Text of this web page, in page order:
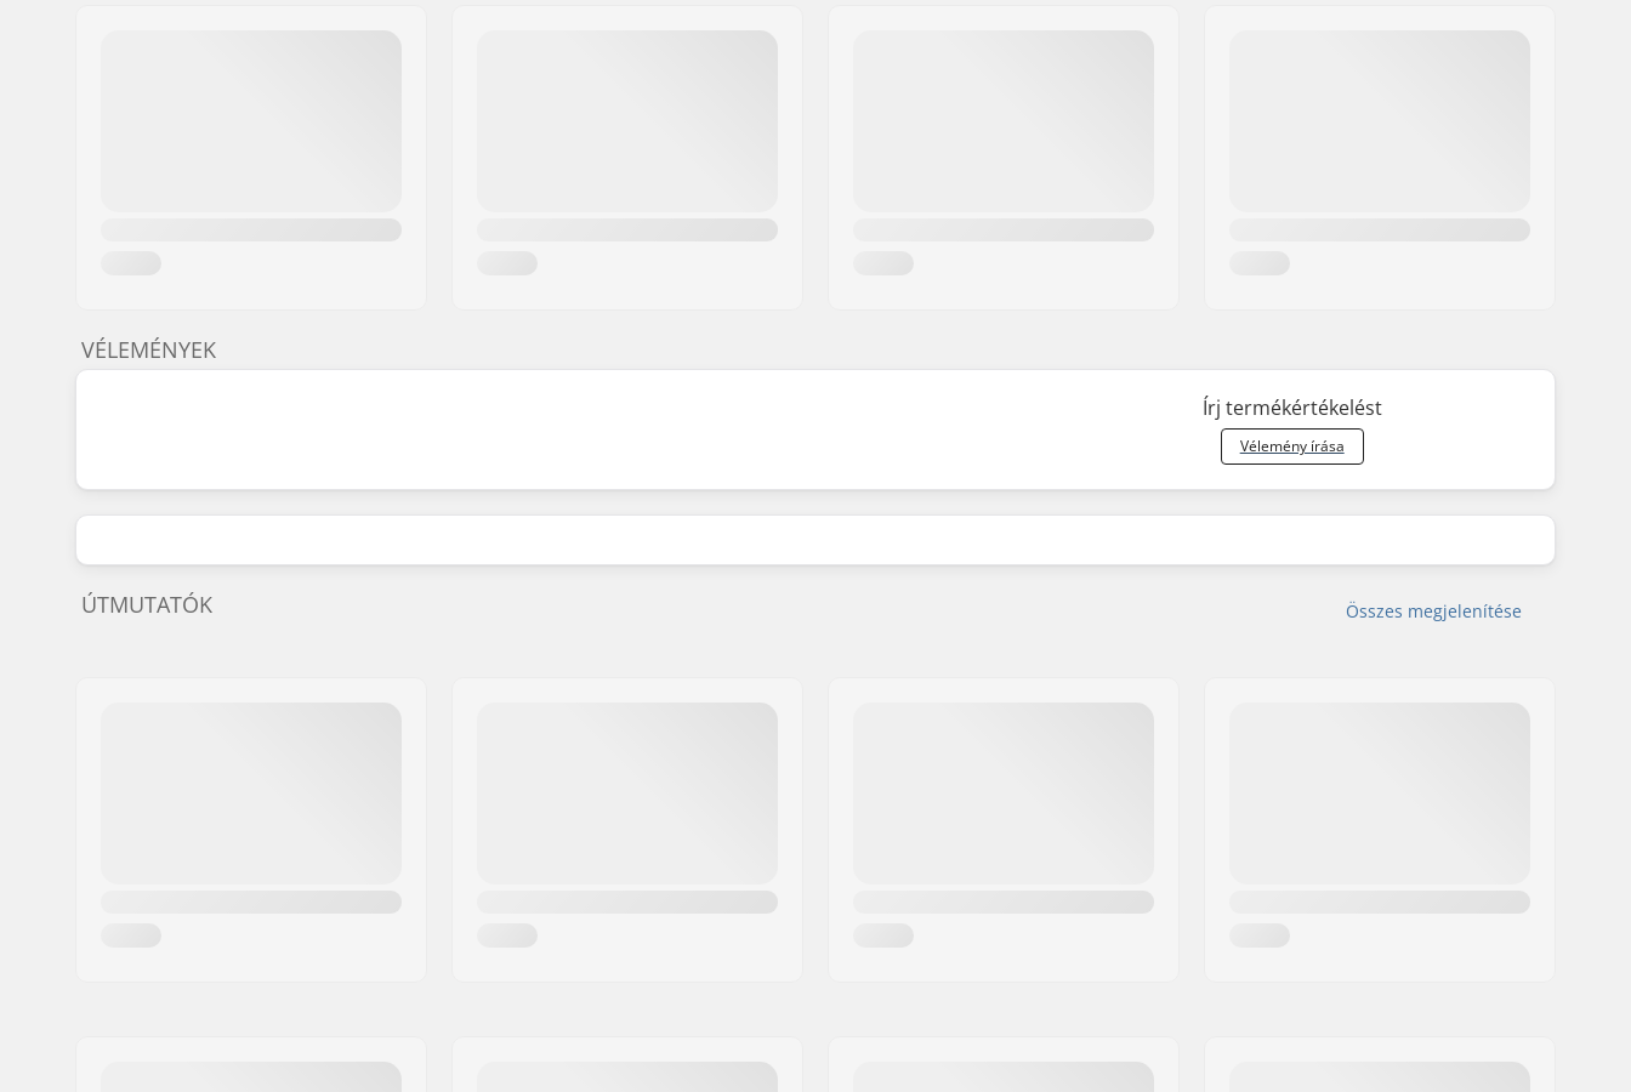
VÉLEMÉNYEK
Írj termékértékelést
Vélemény írása
Összes megjelenítése
ÚTMUTATÓK